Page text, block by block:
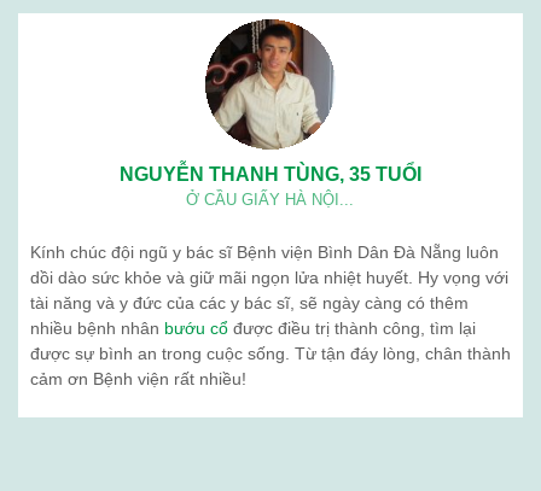
NGUYỄN THANH TÙNG, 35 TUỔI
Ở CẦU GIẤY HÀ NỘI...
Kính chúc đội ngũ y bác sĩ Bệnh viện Bình Dân Đà Nẵng luôn
dồi dào sức khỏe và giữ mãi ngọn lửa nhiệt huyết. Hy vọng với
tài năng và y đức của các y bác sĩ, sẽ ngày càng có thêm
nhiều bệnh nhân bướu cổ được điều trị thành công, tìm lại
được sự bình an trong cuộc sống. Từ tận đáy lòng, chân thành
cảm ơn Bệnh viện rất nhiều!